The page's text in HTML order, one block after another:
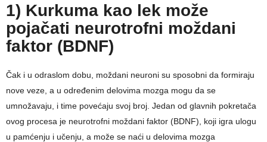
1) Kurkuma kao lek može
pojačati neurotrofni moždani
faktor (BDNF)
Čak i u odraslom dobu, moždani neuroni su sposobni da formiraju
nove veze, a u određenim delovima mozga mogu da se
umnožavaju, i time povećaju svoj broj. Jedan od glavnih pokretača
ovog procesa je neurotrofni moždani faktor (BDNF), koji igra ulogu
u pamćenju i učenju, a može se naći u delovima mozga